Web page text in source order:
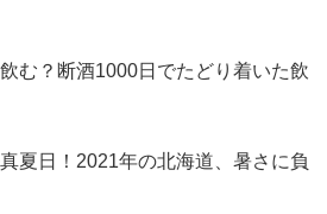
む？断酒1000日でたどり着いた飲
夏日！2021年の北海道、暑さに負